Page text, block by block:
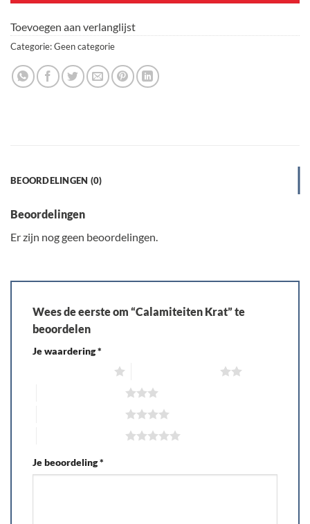
Toevoegen aan verlanglijst
Categorie:Geen categorie
BEOORDELINGEN (0)
Beoordelingen
Er zijn nog geen beoordelingen.
Wees de eerste om “Calamiteiten Krat” te
beoordelen
Je waardering*
Je beoordeling*